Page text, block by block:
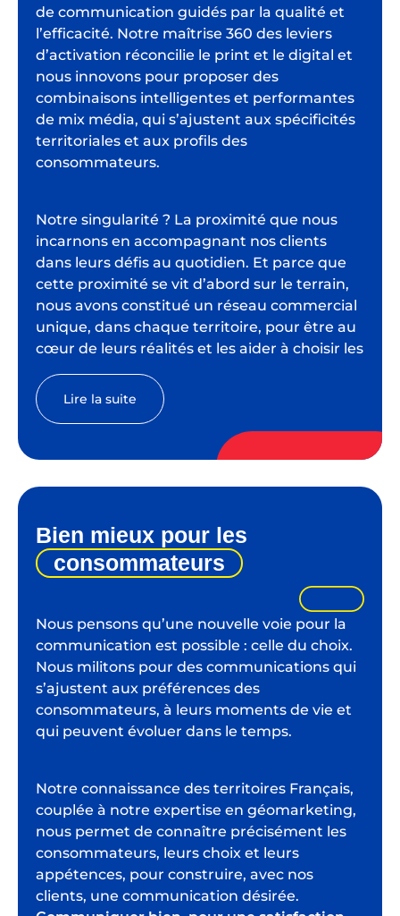
de communication guidés par la qualité et
l’efficacité. Notre maîtrise 360 des leviers
d’activation réconcilie le print et le digital et
nous innovons pour proposer des
combinaisons intelligentes et performantes
de mix média, qui s’ajustent aux spécificités
territoriales et aux profils des
consommateurs.
Notre singularité ? La proximité que nous
incarnons en accompagnant nos clients
dans leurs défis au quotidien. Et parce que
cette proximité se vit d’abord sur le terrain,
nous avons constitué un réseau commercial
unique, dans chaque territoire, pour être au
cœur de leurs réalités et les aider à choisir les
bons leviers et les bons messages avec un
seul objectif : créer du trafic grâce à un mix
média local sur mesure.
Communiquer bien, pour des performances
optimisées.
Lire la suite
Bien mieux pour les
consommateurs
Nous pensons qu’une nouvelle voie pour la
communication est possible : celle du choix.
Nous militons pour des communications qui
s’ajustent aux préférences des
consommateurs, à leurs moments de vie et
qui peuvent évoluer dans le temps.
Notre connaissance des territoires Français,
couplée à notre expertise en géomarketing,
nous permet de connaître précisément les
consommateurs, leurs choix et leurs
appétences, pour construire, avec nos
clients, une communication désirée.